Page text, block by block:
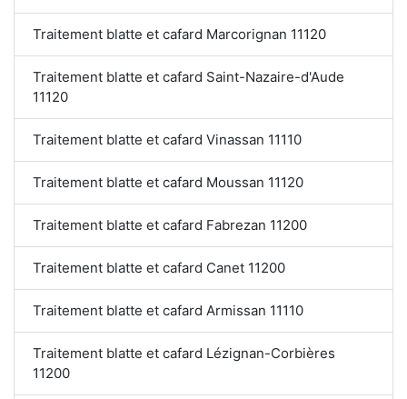
Traitement blatte et cafard Marcorignan 11120
Traitement blatte et cafard Saint-Nazaire-d'Aude
11120
Traitement blatte et cafard Vinassan 11110
Traitement blatte et cafard Moussan 11120
Traitement blatte et cafard Fabrezan 11200
Traitement blatte et cafard Canet 11200
Traitement blatte et cafard Armissan 11110
Traitement blatte et cafard Lézignan-Corbières
11200